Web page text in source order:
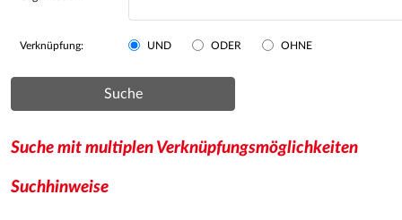
Verknüpfung: UND ODER OHNE
Suche
Suche mit multiplen Verknüpfungsmöglichkeiten
Suchhinweise